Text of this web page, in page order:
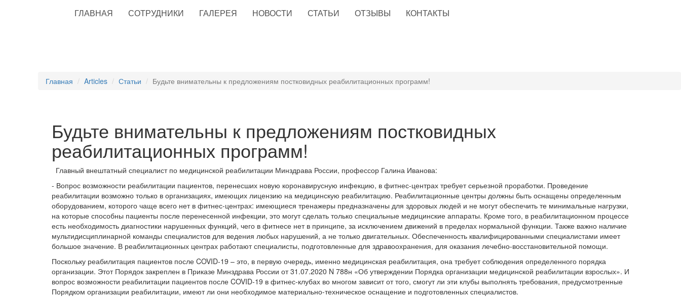
ГЛАВНАЯ СОТРУДНИКИ ГАЛЕРЕЯ НОВОСТИ СТАТЬИ ОТЗЫВЫ КОНТАКТЫ
Главная Articles Статьи Будьте внимательны к предложениям постковидных реабилитационных программ!
Будьте внимательны к предложениям постковидных
реабилитационных программ!
Главный внештатный специалист по медицинской реабилитации Минздрава России, профессор Галина Иванова:
- Вопрос возможности реабилитации пациентов, перенесших новую коронавирусную инфекцию, в фитнес-центрах требует серьезной проработки. Проведение
реабилитации возможно только в организациях, имеющих лицензию на медицинскую реабилитацию. Реабилитационные центры должны быть оснащены определенным
оборудованием, которого чаще всего нет в фитнес-центрах: имеющиеся тренажеры предназначены для здоровых людей и не могут обеспечить те минимальные нагрузки,
на которые способны пациенты после перенесенной инфекции, это могут сделать только специальные медицинские аппараты. Кроме того, в реабилитационном процессе
есть необходимость диагностики нарушенных функций, чего в фитнесе нет в принципе, за исключением движений в пределах нормальной функции. Также важно наличие
мультидисциплинарной команды специалистов для ведения любых нарушений, а не только двигательных. Обеспеченность квалифицированными специалистами имеет
большое значение. В реабилитационных центрах работают специалисты, подготовленные для здравоохранения, для оказания лечебно-восстановительной помощи.
Поскольку реабилитация пациентов после COVID-19 – это, в первую очередь, именно медицинская реабилитация, она требует соблюдения определенного порядка
организации. Этот Порядок закреплен в Приказе Минздрава России от 31.07.2020 N 788н «Об утверждении Порядка организации медицинской реабилитации взрослых». И
вопрос возможности реабилитации пациентов после COVID-19 в фитнес-клубах во многом зависит от того, смогут ли эти клубы выполнять требования, предусмотренные
Порядком организации реабилитации, имеют ли они необходимое материально-техническое оснащение и подготовленных специалистов.